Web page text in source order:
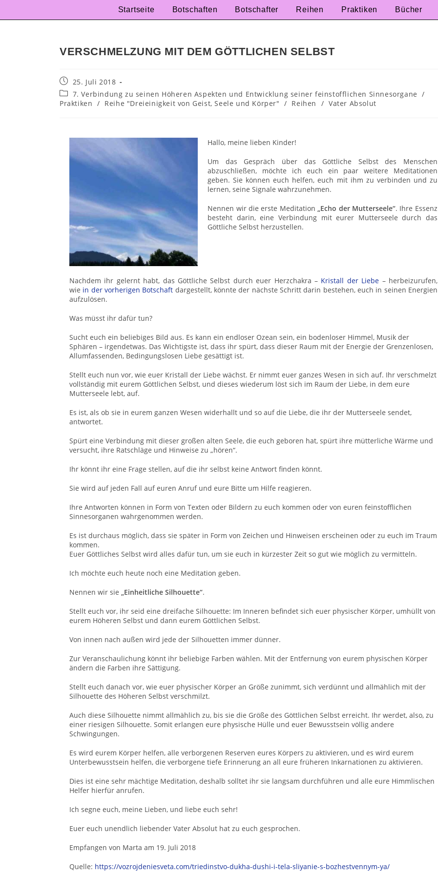
Startseite Botschaften Botschafter Reihen Praktiken Bücher
VERSCHMELZUNG MIT DEM GÖTTLICHEN SELBST
25. Juli 2018
7. Verbindung zu seinen Höheren Aspekten und Entwicklung seiner feinstofflichen Sinnesorgane
/
Praktiken / Reihe "Dreieinigkeit von Geist, Seele und Körper" / Reihen / Vater Absolut
Hallo, meine lieben Kinder!
Um das Gespräch über das Göttliche Selbst des Menschen
abzuschließen, möchte ich euch ein paar weitere Meditationen
geben. Sie können euch helfen, euch mit ihm zu verbinden und zu
lernen, seine Signale wahrzunehmen.
Nennen wir die erste Meditation„Echo der Mutterseele“. Ihre Essenz
besteht darin, eine Verbindung mit eurer Mutterseele durch das
Göttliche Selbst herzustellen.
Nachdem ihr gelernt habt, das Göttliche Selbst durch euer Herzchakra – Kristall der Liebe – herbeizurufen,
wie in der vorherigen Botschaft dargestellt, könnte der nächste Schritt darin bestehen, euch in seinen Energien
aufzulösen.
Was müsst ihr dafür tun?
Sucht euch ein beliebiges Bild aus. Es kann ein endloser Ozean sein, ein bodenloser Himmel, Musik der
Sphären – irgendetwas. Das Wichtigste ist, dass ihr spürt, dass dieser Raum mit der Energie der Grenzenlosen,
Allumfassenden, Bedingungslosen Liebe gesättigt ist.
Stellt euch nun vor, wie euer Kristall der Liebe wächst. Er nimmt euer ganzes Wesen in sich auf. Ihr verschmelzt
vollständig mit eurem Göttlichen Selbst, und dieses wiederum löst sich im Raum der Liebe, in dem eure
Mutterseele lebt, auf.
Es ist, als ob sie in eurem ganzen Wesen widerhallt und so auf die Liebe, die ihr der Mutterseele sendet,
antwortet.
Spürt eine Verbindung mit dieser großen alten Seele, die euch geboren hat, spürt ihre mütterliche Wärme und
versucht, ihre Ratschläge und Hinweise zu „hören“.
Ihr könnt ihr eine Frage stellen, auf die ihr selbst keine Antwort finden könnt.
Sie wird auf jeden Fall auf euren Anruf und eure Bitte um Hilfe reagieren.
Ihre Antworten können in Form von Texten oder Bildern zu euch kommen oder von euren feinstofflichen
Sinnesorganen wahrgenommen werden.
Es ist durchaus möglich, dass sie später in Form von Zeichen und Hinweisen erscheinen oder zu euch im Traum
kommen.
Euer Göttliches Selbst wird alles dafür tun, um sie euch in kürzester Zeit so gut wie möglich zu vermitteln.
Ich möchte euch heute noch eine Meditation geben.
Nennen wir sie „Einheitliche Silhouette“.
Stellt euch vor, ihr seid eine dreifache Silhouette: Im Inneren befindet sich euer physischer Körper, umhüllt von
eurem Höheren Selbst und dann eurem Göttlichen Selbst.
Von innen nach außen wird jede der Silhouetten immer dünner.
Zur Veranschaulichung könnt ihr beliebige Farben wählen. Mit der Entfernung von eurem physischen Körper
ändern die Farben ihre Sättigung.
Stellt euch danach vor, wie euer physischer Körper an Größe zunimmt, sich verdünnt und allmählich mit der
Silhouette des Höheren Selbst verschmilzt.
Auch diese Silhouette nimmt allmählich zu, bis sie die Größe des Göttlichen Selbst erreicht. Ihr werdet, also, zu
einer riesigen Silhouette. Somit erlangen eure physische Hülle und euer Bewusstsein völlig andere
Schwingungen.
Es wird eurem Körper helfen, alle verborgenen Reserven eures Körpers zu aktivieren, und es wird eurem
Unterbewusstsein helfen, die verborgene tiefe Erinnerung an all eure früheren Inkarnationen zu aktivieren.
Dies ist eine sehr mächtige Meditation, deshalb solltet ihr sie langsam durchführen und alle eure Himmlischen
Helfer hierfür anrufen.
Ich segne euch, meine Lieben, und liebe euch sehr!
Euer euch unendlich liebender Vater Absolut hat zu euch gesprochen.
Empfangen von Marta am 19. Juli 2018
Quelle: https://vozrojdeniesveta.com/triedinstvo-dukha-dushi-i-tela-sliyanie-s-bozhestvennym-ya/